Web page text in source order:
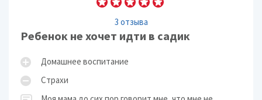
3 отзыва
Ребенок не хочет идти в садик
Домашнее воспитание
Страхи